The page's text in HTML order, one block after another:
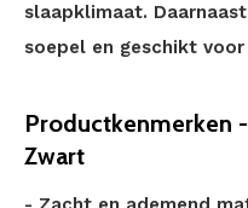
slaapklimaat.
soepel en geschikt
Productkenmerken
Zwart